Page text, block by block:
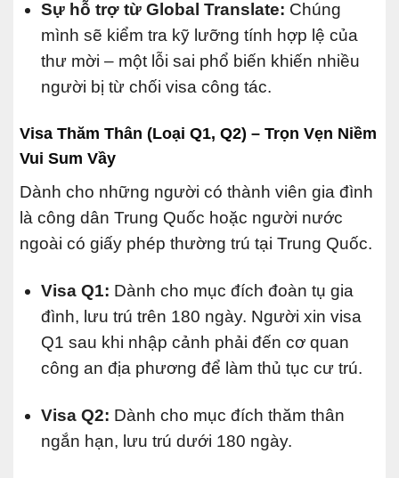
Sự hỗ trợ từ Global Translate: Chúng
mình sẽ kiểm tra kỹ lưỡng tính hợp lệ của
thư mời – một lỗi sai phổ biến khiến nhiều
người bị từ chối visa công tác.
Visa Thăm Thân (Loại Q1, Q2) – Trọn Vẹn Niềm
Vui Sum Vầy
Dành cho những người có thành viên gia đình
là công dân Trung Quốc hoặc người nước
ngoài có giấy phép thường trú tại Trung Quốc.
Visa Q1: Dành cho mục đích đoàn tụ gia
đình, lưu trú trên 180 ngày. Người xin visa
Q1 sau khi nhập cảnh phải đến cơ quan
công an địa phương để làm thủ tục cư trú.
Visa Q2: Dành cho mục đích thăm thân
ngắn hạn, lưu trú dưới 180 ngày.